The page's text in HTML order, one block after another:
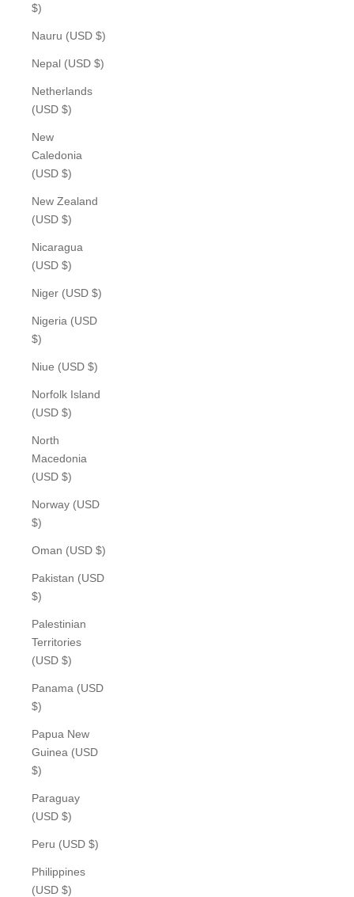
$)
Nauru (USD $)
Nepal (USD $)
Netherlands
(USD $)
New
Caledonia
(USD $)
New Zealand
(USD $)
Nicaragua
(USD $)
Niger (USD $)
Nigeria (USD
$)
Niue (USD $)
Norfolk Island
(USD $)
North
Macedonia
(USD $)
Norway (USD
$)
Oman (USD $)
Pakistan (USD
$)
Palestinian
Territories
(USD $)
Panama (USD
$)
Papua New
Guinea (USD
$)
Paraguay
(USD $)
Peru (USD $)
Philippines
(USD $)